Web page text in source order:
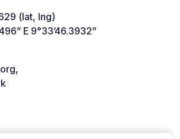
(lat, lng)
E 9°33’46.3932”